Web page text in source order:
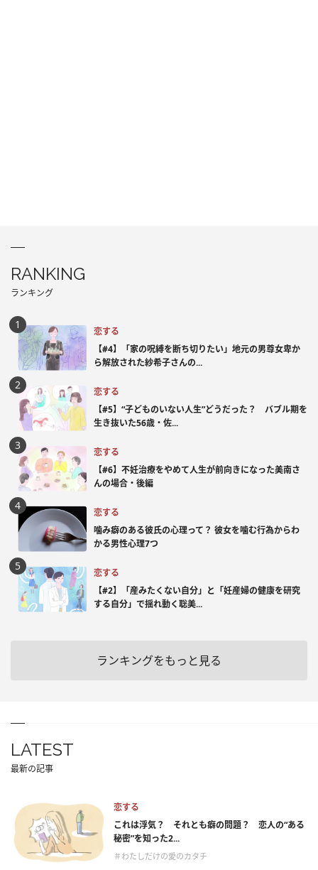
RANKING
ランキング
恋する
【#4】「家の呪縛を断ち切りたい」地元の男尊女卑か
ら解放された紗希子さんの...
恋する
【#5】“子どものいない人生”どうだった？ バブル期を
生き抜いた56歳・佐...
恋する
【#6】不妊治療をやめて人生が前向きになった美南さ
んの場合・後編
恋する
噛み癖のある彼氏の心理って？ 彼女を噛む行為からわ
かる男性心理7つ
恋する
【#2】「産みたくない自分」と「妊産婦の健康を研究
する自分」で揺れ動く聡美...
ランキングをもっと見る
LATEST
最新の記事
恋する
これは浮気？ それとも癖の問題？ 恋人の“ある
秘密”を知った2...
＃わたしだけの愛のカタチ